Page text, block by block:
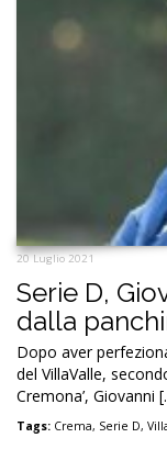
20 Luglio 2021
Serie D,
dalla
Dopo aver
del VillaValle,
Cremona’, Giovanni
Tags: Crema, Serie D,